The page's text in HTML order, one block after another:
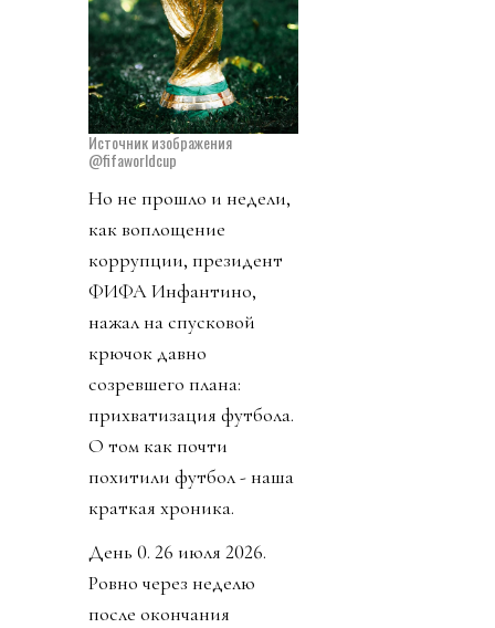
Источник изображения
@fifaworldcup
Но не прошло и недели,
как воплощение
коррупции, президент
ФИФА Инфантино,
нажал на спусковой
крючок давно
созревшего плана:
прихватизация футбола.
О том как почти
похитили футбол - наша
краткая хроника.
День 0. 26 июля 2026.
Ровно через неделю
после окончания